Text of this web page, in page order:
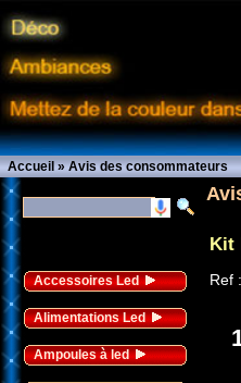
Accueil»Avis des consommateurs
Accessoires Led
Alimentations Led
Ampoules à led
Kit
Ref :